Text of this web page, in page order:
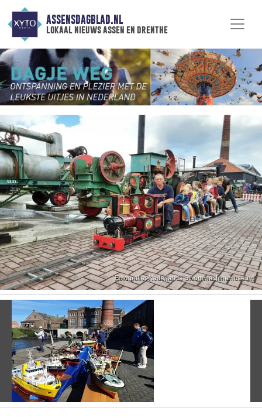
ASSENSDAGBLAD.NL
lokaal nieuws assen en drenthe
Vorige